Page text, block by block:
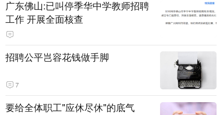
广东佛山:已叫停季华中学教师招聘
工作 开展全面核查
招聘公平岂容花钱做手脚
7
要给全体职工"应休尽休"的底气